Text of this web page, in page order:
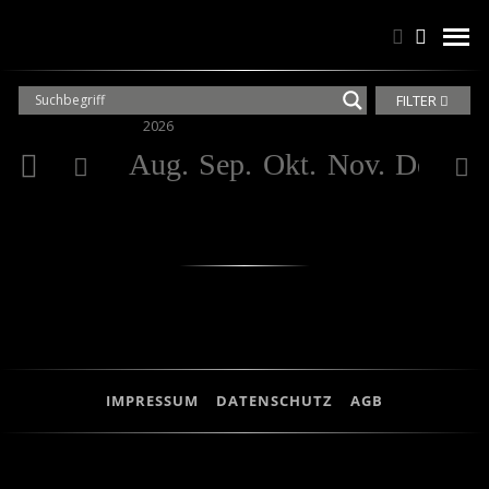
Suchen
Suchen
2026
Aug. Sep. Okt. Nov. Dez.
FILTER
IMPRESSUM DATENSCHUTZ AGB